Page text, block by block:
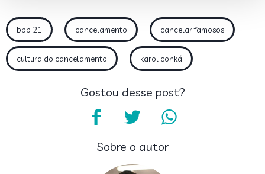
bbb 21 cancelamento cancelar famosos
cultura do cancelamento karol conká
Gostou desse post?
Sobre o autor